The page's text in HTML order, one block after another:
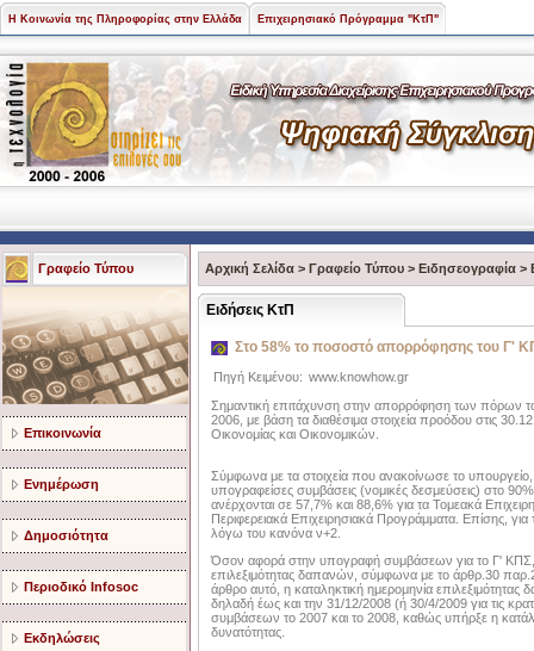
Η Κοινωνία της Πληροφορίας στην Ελλάδα Επιχειρησιακό Πρόγραμμα "ΚτΠ"
Γραφείο Τύπου
Επικοινωνία
Ενημέρωση
Δημοσιότητα
Περιοδικό Infosoc
Εκδηλώσεις
Αρχική Σελίδα > Γραφείο Τύπου > Ειδησεογραφία >
Ειδήσεις ΚτΠ
Στο 58% το ποσοστό απορρόφησης του Γ'
Πηγή Κειμένου: www.knowhow.gr
Σημαντική επιτάχυνση στην απορρόφηση των πόρων
2006, με βάση τα διαθέσιμα στοιχεία προόδου στις
Οικονομίας και Οικονομικών.
Σύμφωνα με τα στοιχεία που ανακοίνωσε το
υπογραφείσες συμβάσεις (νομικές δεσμεύσεις) στο
ανέρχονται σε 57,7% και 88,6% για τα Τομεακά
Περιφερειακά Επιχειρησιακά Προγράμματα. Επίσης,
λόγω του κανόνα ν+2.
Όσον αφορά στην υπογραφή συμβάσεων για το Γ' ΚΠΣ,
επιλεξιμότητας δαπανών, σύμφωνα με το άρθρ.30
άρθρο αυτό, η καταληκτική ημερομηνία
δηλαδή έως και την 31/12/2008 (ή 30/4/2009 για τις
συμβάσεων το 2007 και το 2008, καθώς υπήρξε η
δυνατότητας.